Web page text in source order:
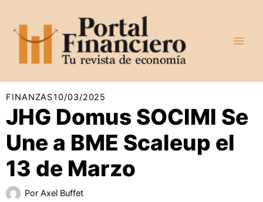
contenido
FINANZAS10/03/2025
JHG Domus SOCIMI Se
Une a BME Scaleup el
13 de Marzo
Por Axel Buffet